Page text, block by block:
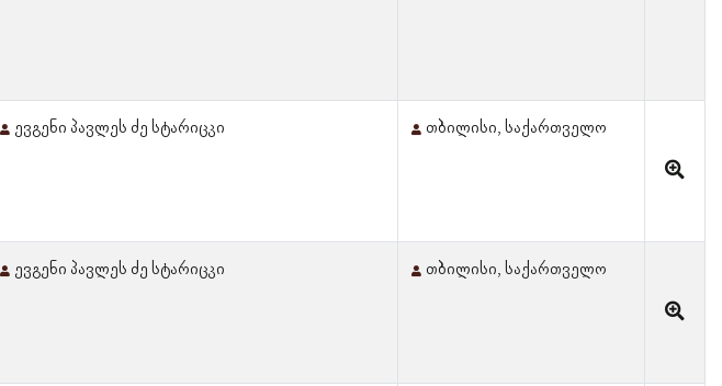
ევგენი პავლეს ძე სტარიცკი თბილისი, საქართველო
ევგენი პავლეს ძე სტარიცკი თბილისი, საქართველო